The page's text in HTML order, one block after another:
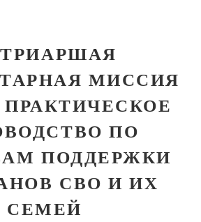
МИССИЯ
ПО
ПОДДЕРЖКИ
СВО И ИХ
СЕМЕЙ